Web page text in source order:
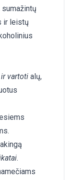
sumažintų
ir leistų
vartoti alų,
.